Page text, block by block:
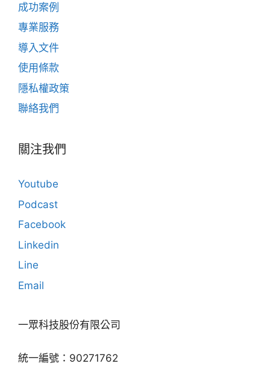
成功案例
專業服務
導入文件
使用條款
隱私權政策
聯絡我們
關注我們
Youtube
Podcast
Facebook
Linkedin
Line
Email
一眾科技股份有限公司
統一編號：90271762